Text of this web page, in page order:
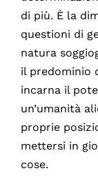
di più. È la
questioni di
natura
il predominio
incarna il
un’umanità
proprie
mettersi in
cose.